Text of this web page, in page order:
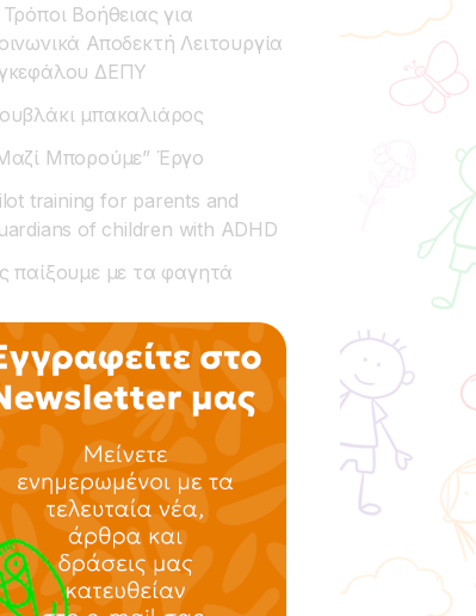
Βοήθειας για
Αποδεκτή Λειτουργία
ΔΕΠΥ
μπακαλιάρος
Μπορούμε” Έργο
training for parents and
of children with ADHD
παίξουμε με τα φαγητά